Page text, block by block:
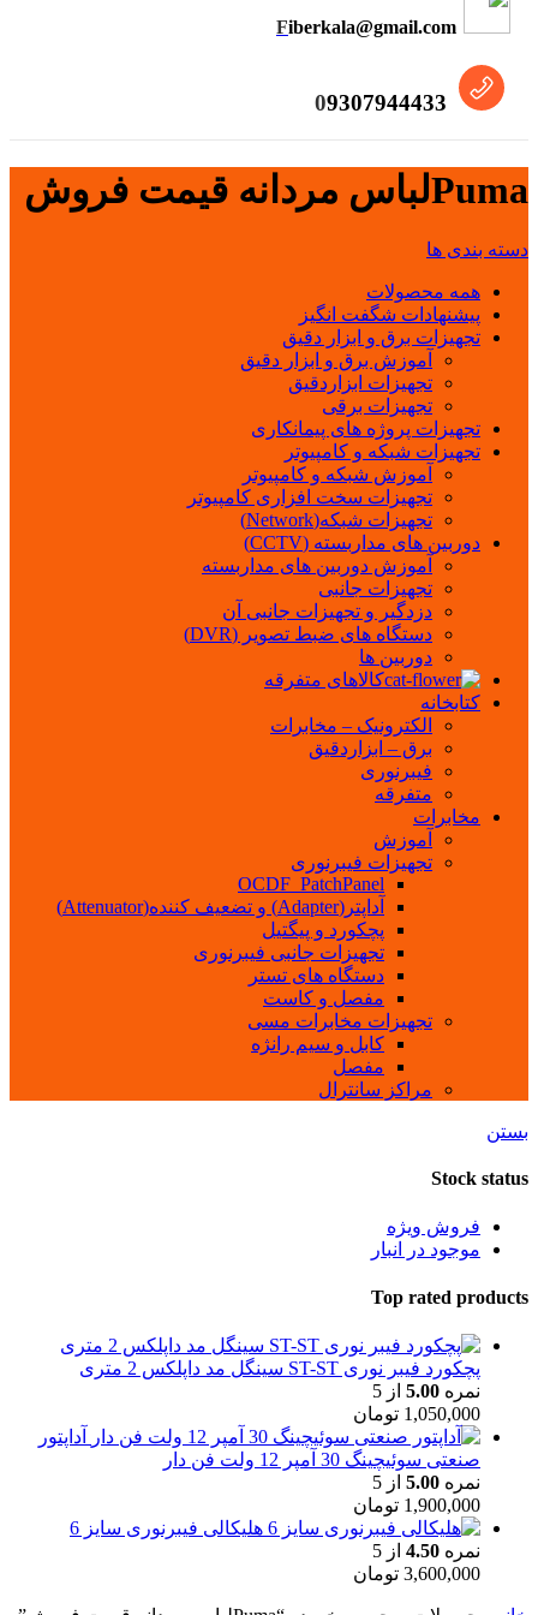
Fiberkala@gmail.com
09307944433
Pumaلباس مردانه قیمت فروش
دسته بندی ها
همه محصولات
پیشنهادات شگفت انگیز
تجهیزات برق و ابزار دقیق
آموزش برق و ابزار دقیق
تجهیزات ابزاردقیق
تجهیزات برقی
تجهیزات پروژه های پیمانکاری
تجهیزات شبکه و کامپیوتر
آموزش شبکه و کامپیوتر
تجهیزات سخت افزاری کامپیوتر
تجهیزات شبکه(Network)
دوربین های مداربسته (CCTV)
آموزش دوربین های مداربسته
تجهیزات جانبی
دزدگیر و تجهیزات جانبی آن
دستگاه های ضبط تصویر (DVR)
دوربین ها
کالاهای متفرقه
کتابخانه
الکترونیک – مخابرات
برق – ابزاردقیق
فیبرنوری
متفرقه
مخابرات
آموزش
تجهیزات فیبرنوری
OCDF_PatchPanel
آداپتر(Adapter) و تضعیف کننده(Attenuator)
پچکورد و پیگتیل
تجهیزات جانبی فیبرنوری
دستگاه های تستر
مفصل و کاست
تجهیزات مخابرات مسی
کابل و سیم رانژه
مفصل
مراکز سانترال
بستن
Stock status
فروش ویژه
موجود در انبار
Top rated products
پچکورد فیبر نوری ST-ST سینگل مد داپلکس 2 متری
نمره 5.00 از 5
1,050,000 تومان
آداپتور
صنعتی سوئیچینگ 30 آمپر 12 ولت فن دار
نمره 5.00 از 5
1,900,000 تومان
هلیکالی فیبرنوری سایز 6
نمره 4.50 از 5
3,600,000 تومان